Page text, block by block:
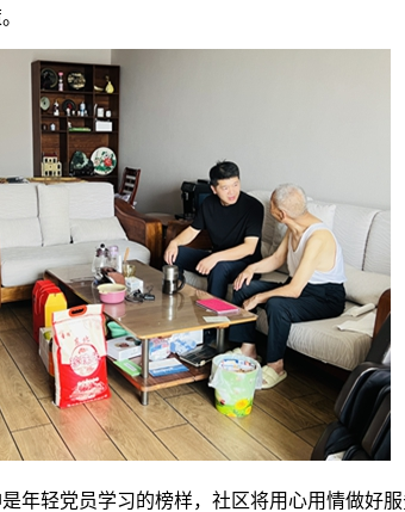
轻党员学习的榜样，社区将用心用情做好